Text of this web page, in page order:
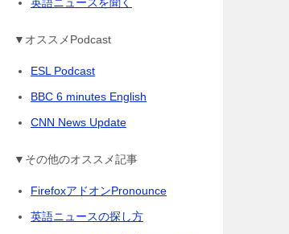
▼オススメPodcast
ESL Podcast
BBC 6 minutes English
CNN News Update
▼その他のオススメ記事
FirefoxアドオンPronounce
英語ニュースの探し方